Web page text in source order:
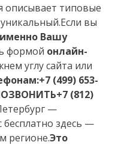
описывает типовые
вы
Вашу
формой онлайн-
углу сайта или
+7 (499) 653-
+7 (812)
—
бесплатно здесь —
регионе.Это